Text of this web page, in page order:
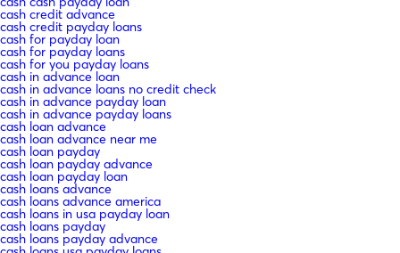
cash credit advance
cash credit payday loans
cash for payday loan
cash for payday loans
cash for you payday loans
cash in advance loan
cash in advance loans no credit check
cash in advance payday loan
cash in advance payday loans
cash loan advance
cash loan advance near me
cash loan payday
cash loan payday advance
cash loan payday loan
cash loans advance
cash loans advance america
cash loans in usa payday loan
cash loans payday
cash loans payday advance